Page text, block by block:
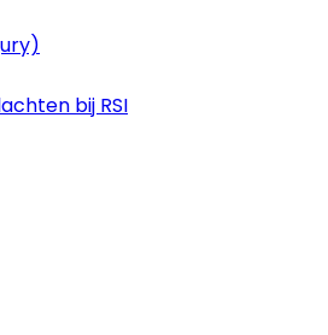
bij RSI